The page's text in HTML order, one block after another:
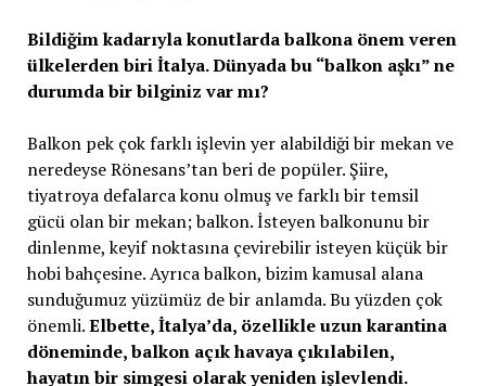
Bildiğim kadarıyla konutlarda balkona önem veren
ülkelerden biri İtalya. Dünyada bu “balkon aşkı” ne
durumda bir bilginiz var mı?
Balkon pek çok farklı işlevin yer alabildiği bir mekan ve
neredeyse Rönesans’tan beri de popüler. Şiire,
tiyatroya defalarca konu olmuş ve farklı bir temsil
gücü olan bir mekan; balkon. İsteyen balkonunu bir
dinlenme, keyif noktasına çevirebilir isteyen küçük bir
hobi bahçesine. Ayrıca balkon, bizim kamusal alana
sunduğumuz yüzümüz de bir anlamda. Bu yüzden çok
önemli.Elbette, İtalya’da, özellikle uzun karantina
döneminde, balkon açık havaya çıkılabilen,
hayatın bir simgesi olarak yeniden işlevlendi.